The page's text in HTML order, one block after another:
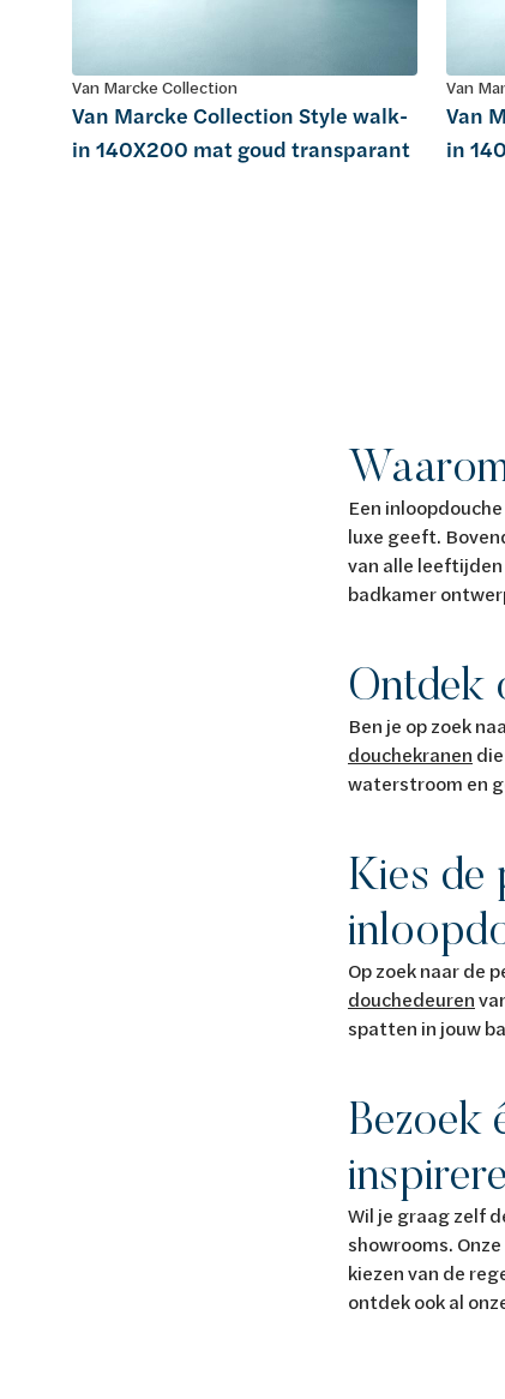
Van Marcke Collection
Van Marcke Collection Style walk-
in 140X200 mat goud transparant
Van
Van
in
Een
luxe geeft.
van alle
badkamer
Ontdek
Ben je op zoek
douchekranen
waterstroom en
Kies de
Op zoek naar de
douchedeuren
spatten in jouw
Bezoek
Wil je graag zelf
showrooms.
kiezen van de
ontdek ook al